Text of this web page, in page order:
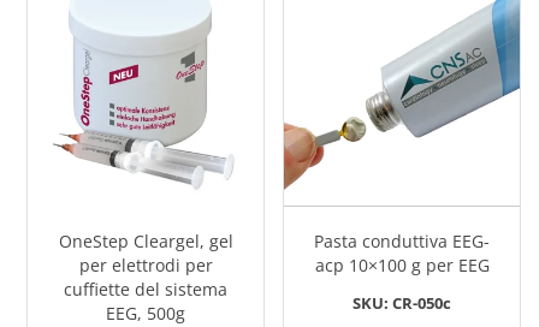
OneStep Cleargel, gel
per elettrodi per
cuffiette del sistema
EEG, 500g
Pasta conduttiva EEG-
acp 10×100 g per EEG
SKU: CR-050c